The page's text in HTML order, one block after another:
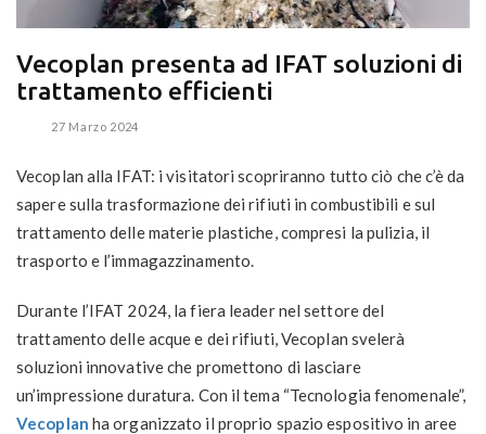
Vecoplan presenta ad IFAT soluzioni di
trattamento efficienti
27 Marzo 2024
Vecoplan alla IFAT: i visitatori scopriranno tutto ciò che c’è da
sapere sulla trasformazione dei rifiuti in combustibili e sul
trattamento delle materie plastiche, compresi la pulizia, il
trasporto e l’immagazzinamento.
Durante l’IFAT 2024, la fiera leader nel settore del
trattamento delle acque e dei rifiuti, Vecoplan svelerà
soluzioni innovative che promettono di lasciare
un’impressione duratura. Con il tema “Tecnologia fenomenale”,
Vecoplan ha organizzato il proprio spazio espositivo in aree